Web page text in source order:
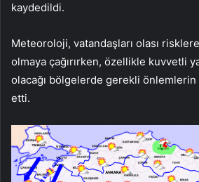
kaydedildi.
Meteoroloji, vatandaşları olası risklere
olmaya çağırırken, özellikle kuvvetli
olacağı bölgelerde gerekli önlemlerin
etti.